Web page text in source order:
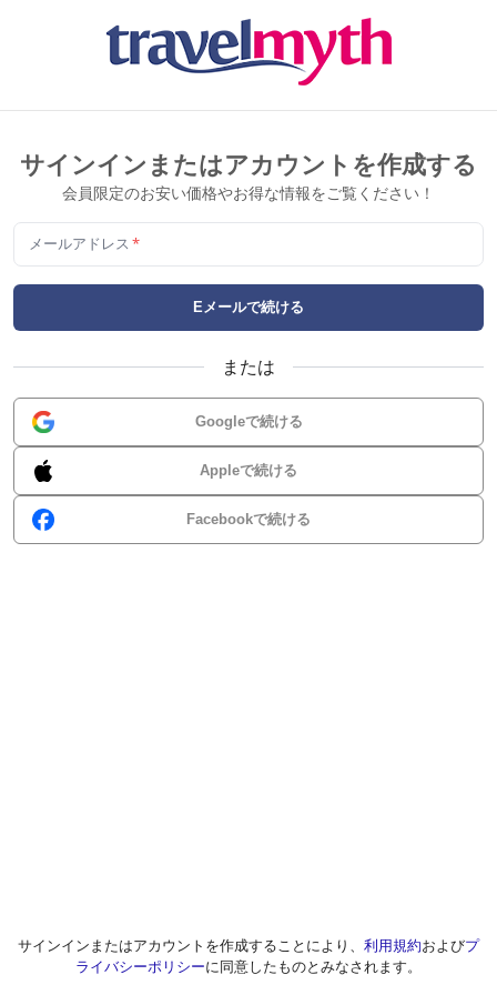
サインインまたはアカウントを作成する
会員限定のお安い価格やお得な情報をご覧ください！
メールアドレス *
Eメールで続ける
または
Googleで続ける
Appleで続ける
Facebookで続ける
サインインまたはアカウントを作成することにより、 利用規約およびプ
ライバシーポリシーに同意したものとみなされます。